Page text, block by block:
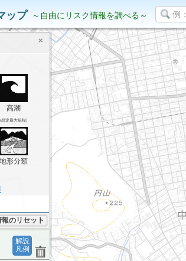
ップ ～自由にリスク情報を調べる～
×
高潮
(想定最大規模)
地形分類
のリセット
解説
凡例